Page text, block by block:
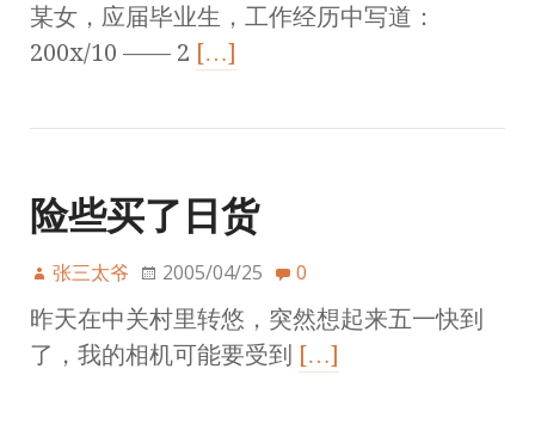
某女，应届毕业生，工作经历中写道：
200x/10 —— 2 […]
险些买了日货
张三太爷 2005/04/25 0
昨天在中关村里转悠，突然想起来五一快到
了，我的相机可能要受到 […]